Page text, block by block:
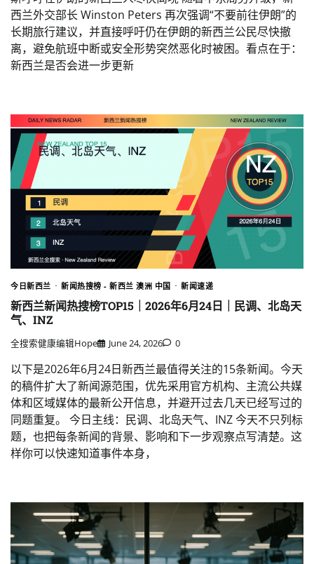
西兰外交部长 Winston Peters 再次强调“不要前往伊朗”的
长期旅行建议，并直接呼吁仍在伊朗的新西兰公民尽快撤
离，避免航班中断或安全形势突然恶化时被困。看点在于：
新西兰是否会进一步更新
今日新西兰 新闻热搜榜 - 新西兰 澳洲 中国 新闻速递
新西兰新闻热搜榜TOP15｜2026年6月24日｜民调、北岛天
气、INZ
全搜索健康编辑Hope June 24, 2026 0
以下是2026年6月24日新西兰最值得关注的15条新闻。今天
的稿件扩大了新闻源范围，优先采用官方机构、主流公共媒
体和区域媒体的最新公开信息，并避开过去几天已经写过的
同题重复。 今日主线：民调、北岛天气、INZ 今天不只列标
题，也把每条新闻的背景、影响和下一步观察点写清楚。这
样你可以快速知道事件本身，